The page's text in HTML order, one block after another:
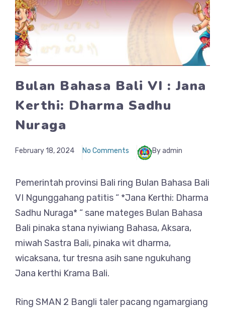
Bulan Bahasa Bali VI : Jana
Kerthi: Dharma Sadhu
Nuraga
February 18, 2024 No Comments By admin
Pemerintah provinsi Bali ring Bulan Bahasa Bali
VI Ngunggahang patitis “ *Jana Kerthi: Dharma
Sadhu Nuraga* “ sane mateges Bulan Bahasa
Bali pinaka stana nyiwiang Bahasa, Aksara,
miwah Sastra Bali, pinaka wit dharma,
wicaksana, tur tresna asih sane ngukuhang
Jana kerthi Krama Bali.
Ring SMAN 2 Bangli taler pacang ngamargiang